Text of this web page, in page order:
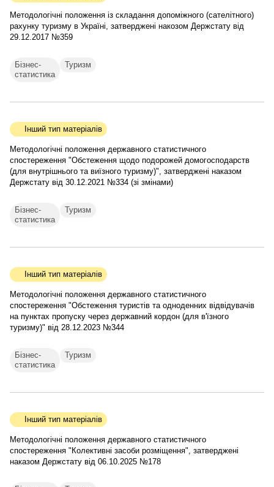
Методологічні положення із складання допоміжного (сателітного)
рахунку туризму в Україні, затверджені накозом Держстату від
29.12.2017 №359
Бізнес-
статистика
Туризм
Інший тип матеріалів
Методологічні положення державного статистичного
спостереження "Обстеження щодо подорожей домогосподарств
(для внутрішнього та виїзного туризму)", затверджені наказом
Держстату від 30.12.2021 №334 (зі змінами)
Бізнес-
статистика
Туризм
Інший тип матеріалів
Методологічні положення державного статистичного
спостереження "Обстеження туристів та одноденних відвідувачів
на пунктах пропуску через державний кордон (для в'їзного
туризму)" від 28.12.2023 №344
Бізнес-
статистика
Туризм
Інший тип матеріалів
Методологічні положення державного статистичного
спостереження "Колективні засоби розміщення", затверджені
наказом Держстату від 06.10.2025 №178